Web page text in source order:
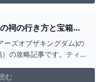
祠の行き方と宝箱｜
ティアーズオブザキ
ーズオブザキングダム)の
の攻略記事です。ティ
む